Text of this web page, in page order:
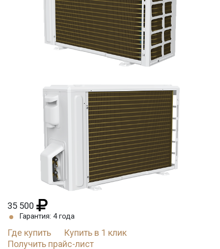
35 500
Гарантия: 4 года
Где купить
Купить в 1 клик
Получить прайс-лист